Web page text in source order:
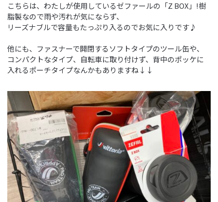
こちらは、わたしが使用しているゼファールの「Z BOX」!樹
脂製なので雨や汚れが気にならず、
リーズナブルで容量もたっぷり入るのでお気に入りです♪
他にも、ファスナーで開閉するソフトタイプのツール缶や、
コンパクトなタイプ、自転車に取り付けず、背中のポッケに
入れるポーチタイプなんかもありますね↓↓